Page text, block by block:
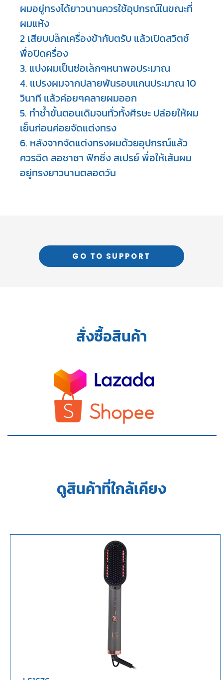
ผมอยู่ทรงได้ยาวนานควรใช้อุปกรณ์ในขณะที่
ผมแห้ง
2 เสียบปล็กเครื่องข้ากับตรับ แล้วเปิดสวิตช์
พื่อปิดครื่อง
3. แบ่งผมเป็นซ่อเล็กๆหนาพอประมาณ
4. แปรงผมจากปลายพันรอบแกนประมาณ 10
วินาที แล้วค่อยๆคลายผมออก
5. ทำช้ำขั้นตอนเดิมจนทั่วทั้งศีรษะ ปล่อยให้ผม
เย็นก่อนค่อยจัดแต่งทรง
6. หลังจากจัดแต่งทรงผมด้วยอุปกรณ์แล้ว
ควรฉีด ลอชาชา ฟิกซิ่ง สเปรย์ พื่อให้เส้นผม
อยู่ทรงยาวนานตลอดวัน
GO TO SUPPORT
สั่งซื้อสินค้า
ดูสินค้าที่ใกล้เคียง